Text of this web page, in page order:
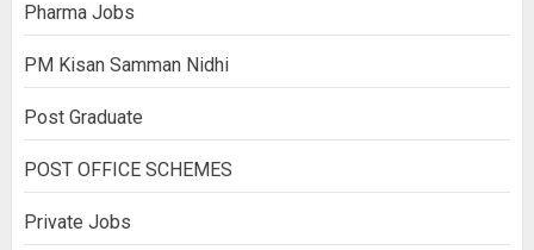
Pharma Jobs
PM Kisan Samman Nidhi
Post Graduate
POST OFFICE SCHEMES
Private Jobs